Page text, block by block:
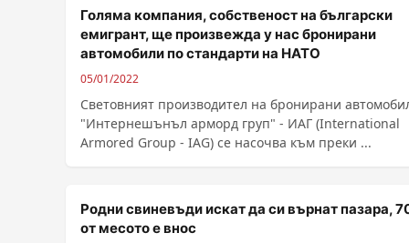
Голяма компания, собственост на български
емигрант, ще произвежда у нас бронирани
автомобили по стандарти на НАТО
05/01/2022
Световният производител на бронирани
"Интернешънъл арморд груп" - ИАГ (International
Armored Group - IAG) се насочва към преки ...
Родни свиневъди искат да си върнат пазара,
от месото е внос